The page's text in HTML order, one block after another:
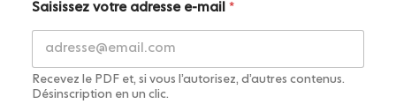
a
d
s
s
Saisissez votre adresse e-mail *
Recevez le PDF et, si vous l’autorisez, d’autres contenus.
Désinscription en un clic.